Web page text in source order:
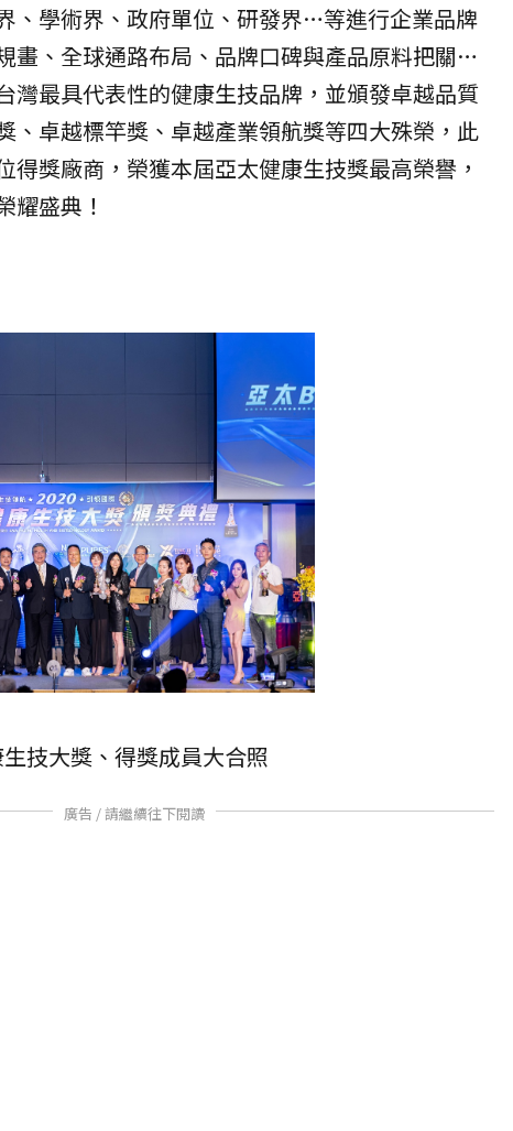
、學術界、政府單位、研發界…等進行企業品牌
畫、全球通路布局、品牌口碑與產品原料把關…
灣最具代表性的健康生技品牌，並頒發卓越品質
、卓越標竿獎、卓越產業領航獎等四大殊榮，此
得獎廠商，榮獲本屆亞太健康生技獎最高榮譽，
耀盛典！
技大獎、得獎成員大合照
廣告 / 請繼續往下閱讀